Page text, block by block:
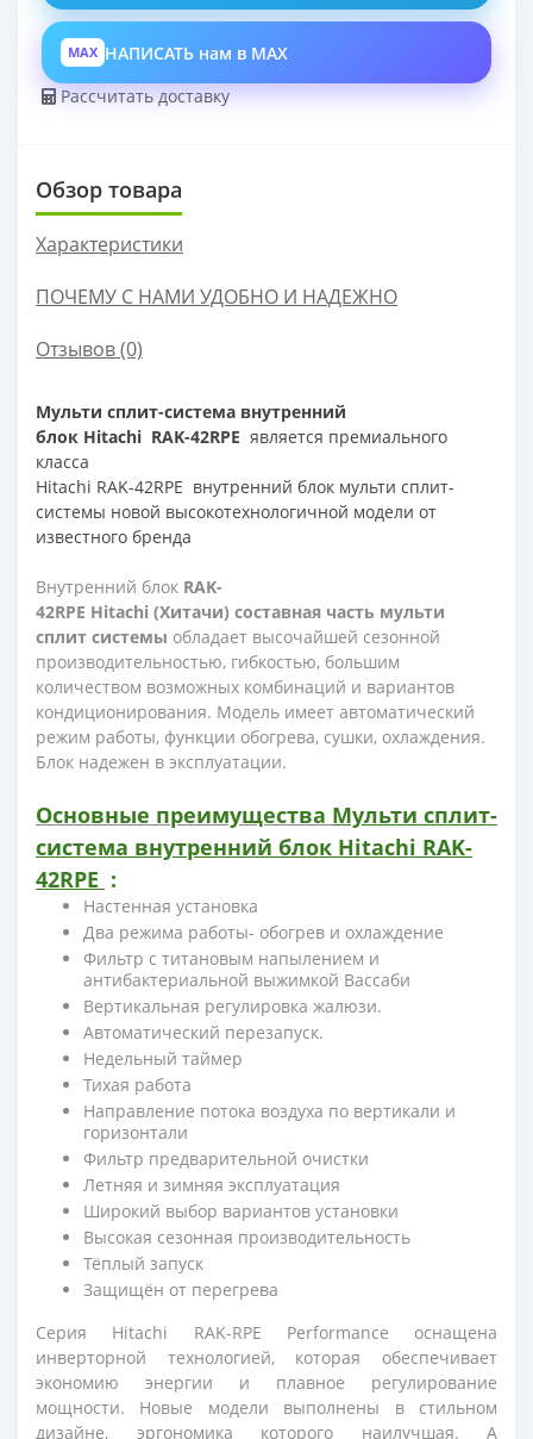
MAX НАПИСАТЬ нам в MAX
Рассчитать доставку
Обзор товара
Характеристики
ПОЧЕМУ С НАМИ УДОБНО И НАДЕЖНО
Отзывов (0)
Мульти сплит-система внутренний
блок Hitachi RAK-42RPE является премиального
класса
Hitachi RAK-42RPE внутренний блок мульти сплит-
системы новой высокотехнологичной модели от
известного бренда
Внутренний блок RAK-
42RPE Hitachi (Хитачи) составная часть мульти
сплит системы обладает высочайшей сезонной
производительностью, гибкостью, большим
количеством возможных комбинаций и вариантов
кондиционирования. Модель имеет автоматический
режим работы, функции обогрева, сушки, охлаждения.
Блок надежен в эксплуатации.
Основные преимущества Мульти сплит-
система внутренний блок Hitachi RAK-
42RPE :
Настенная установка
Два режима работы- обогрев и охлаждение
Фильтр с титановым напылением и
антибактериальной выжимкой Вассаби
Вертикальная регулировка жалюзи.
Автоматический перезапуск.
Недельный таймер
Тихая работа
Направление потока воздуха по вертикали и
горизонтали
Фильтр предварительной очистки
Летняя и зимняя эксплуатация
Широкий выбор вариантов установки
Высокая сезонная производительность
Тёплый запуск
Защищён от перегрева
Серия Hitachi RAK-RPE Performance оснащена
инверторной технологией, которая обеспечивает
экономию энергии и плавное регулирование
мощности. Новые модели выполнены в стильном
дизайне, эргономика которого наилучшая. А